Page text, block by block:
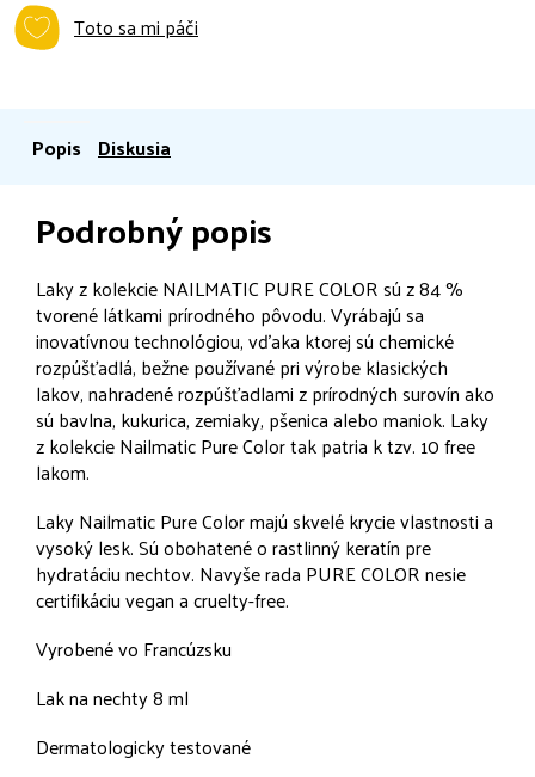
Toto sa mi páči
Popis Diskusia
Podrobný popis
Laky z kolekcieNAILMATIC PURE COLOR sú z 84 %
tvorené látkami prírodného pôvodu. Vyrábajú sa
inovatívnou technológiou, vďaka ktorej sú chemické
rozpúšťadlá, bežne používané pri výrobe klasických
lakov, nahradené rozpúšťadlami z prírodných surovín ako
sú bavlna, kukurica, zemiaky, pšenica alebo maniok. Laky
z kolekcie Nailmatic Pure Color tak patria k tzv. 10 free
lakom.
Laky Nailmatic Pure Color majú skvelé krycie vlastnosti a
vysoký lesk. Sú obohatené o rastlinný keratín pre
hydratáciu nechtov. Navyše rada PURE COLOR nesie
certifikáciu vegan a cruelty-free.
Vyrobené vo Francúzsku
Lak na nechty 8 ml
Dermatologicky testované